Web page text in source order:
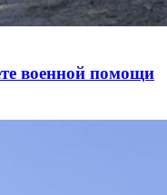
военной помощи